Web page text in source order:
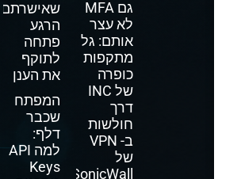
גם MFA
לא עצר
אותם: גל
מתקפות
כופרה
של INC
דרך
חולשות
ב- VPN
של
SonicWall
שאישרתם
הרגע
פתחה
לתוקף
את הענן
המפתח
שכבר
דלף:
למה API
Keys